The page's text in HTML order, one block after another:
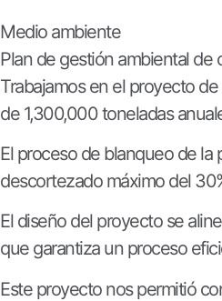
Medio ambiente
Plan de gestión ambiental de
Trabajamos en el proyecto
de 1,300,000 toneladas
El proceso de blanqueo de la
descortezado máximo del
El diseño del proyecto se
que garantiza un proceso
Este proyecto nos permitió